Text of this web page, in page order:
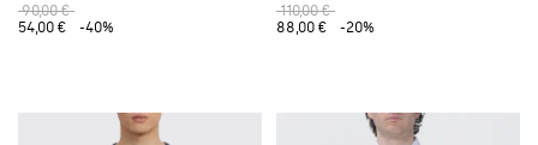
90,00 €
54,00 €
-40%
110,00 €
88,00 €
-20%